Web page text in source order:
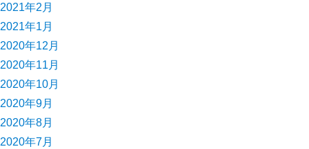
2021年2月
2021年1月
2020年12月
2020年11月
2020年10月
2020年9月
2020年8月
2020年7月